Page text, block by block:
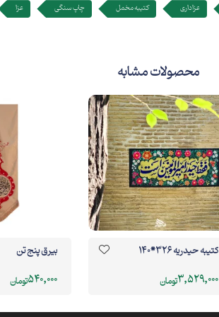
عزاداری کتیبه مخمل چاپ سنگی عزا
محصولات مشابه
کتیبه حیدریه 326*140
3,529,000تومان
بیرق پنج تن
540,000تومان